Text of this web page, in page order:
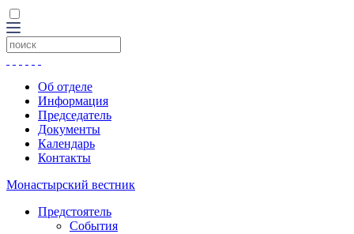
Об отделе
Информация
Председатель
Документы
Календарь
Контакты
Монастырский вестник
Предстоятель
События